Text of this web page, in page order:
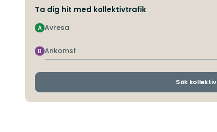
Ta dig hit med kollektivtrafik
Avresa
A
Ankomst
B
Sök